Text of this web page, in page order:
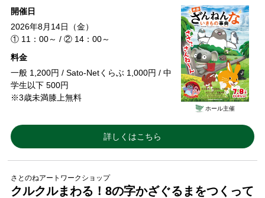
ホール主催
開催日
2026年8月14日（金）
① 11：00～ / ② 14：00～
料金
一般 1,200円 / Sato-Netくらぶ 1,000円 / 中
学生以下 500円
※3歳未満膝上無料
詳しくはこちら
さとのねアートワークショップ
クルクルまわる！8の字かざぐるまをつくって